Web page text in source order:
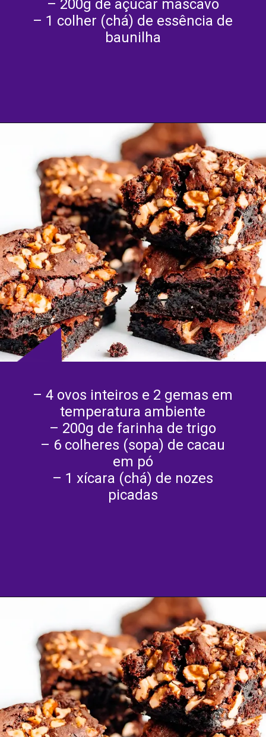
– 200g de açúcar mascavo
– 1 colher (chá) de essência de
baunilha
– 4 ovos inteiros e 2 gemas em
temperatura ambiente
– 200g de farinha de trigo
– 6 colheres (sopa) de cacau
em pó
– 1 xícara (chá) de nozes
picadas